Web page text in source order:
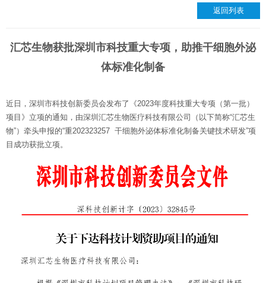
返回列表
汇芯生物获批深圳市科技重大专项，助推干细胞外泌
体标准化制备
近日，深圳市科技创新委员会发布了《2023年度科技重大专项（第一批）
项目》立项的通知，由深圳汇芯生物医疗科技有限公司（以下简称“汇芯生
物”）牵头申报的“重202323257 干细胞外泌体标准化制备关键技术研发”项
目成功获批立项。